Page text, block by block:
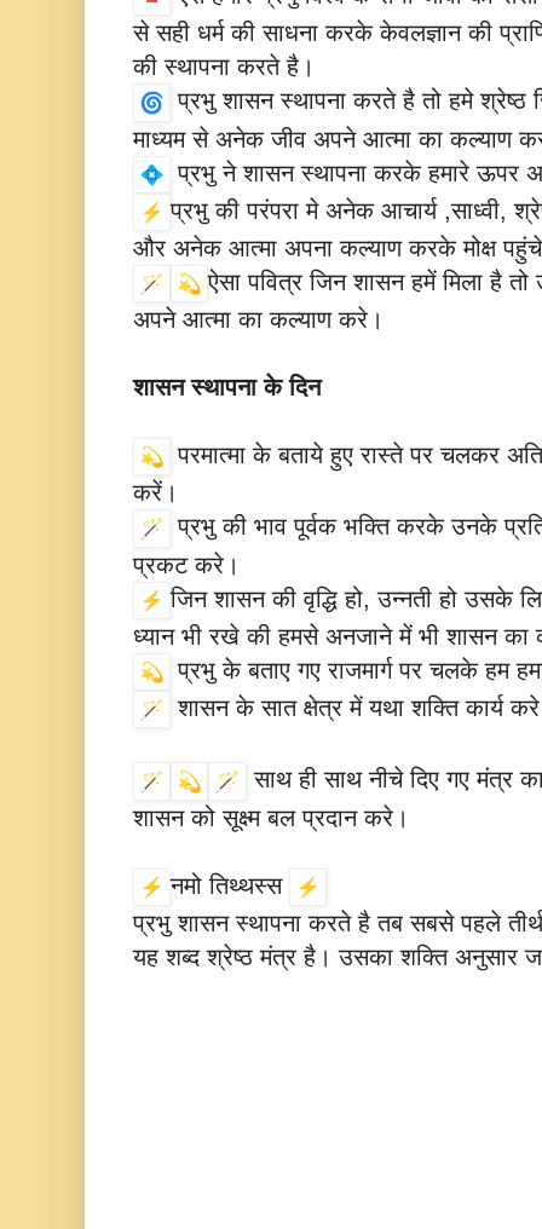
से सही धर्म की साधना करके केवलज्ञान की
की स्थापना करते है।
प्रभु शासन स्थापना करते है तो हमे श्रेष्ठ
माध्यम से अनेक जीव अपने आत्मा का कल्याण
प्रभु ने शासन स्थापना करके हमारे ऊपर
प्रभु की परंपरा मे अनेक आचार्य ,साध्वी,
और अनेक आत्मा अपना कल्याण करके मोक्ष
ऐसा पवित्र जिन शासन हमें मिला है
अपने आत्मा का कल्याण करे।
शासन स्थापना के दिन
परमात्मा के बताये हुए रास्ते पर चलकर
करें।
प्रभु की भाव पूर्वक भक्ति करके उनके
प्रकट करे।
जिन शासन की वृद्धि हो, उन्नती हो उसके
ध्यान भी रखे की हमसे अनजाने में भी शासन का
प्रभु के बताए गए राजमार्ग पर चलके हम
शासन के सात क्षेत्र में यथा शक्ति कार्य
साथ ही साथ नीचे दिए गए मंत्र
शासन को सूक्ष्म बल प्रदान करे।
नमो तिथ्थस्स
प्रभु शासन स्थापना करते है तब सबसे पहले
यह शब्द श्रेष्ठ मंत्र है। उसका शक्ति अनुसार